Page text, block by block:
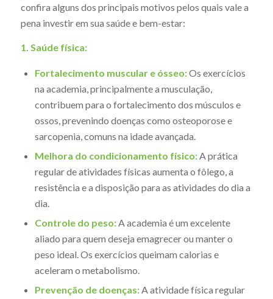
confira alguns dos principais motivos pelos quais vale a
pena investir em sua saúde e bem-estar:
1. Saúde física:
Fortalecimento muscular e ósseo:Os exercícios
na academia, principalmente a musculação,
contribuem para o fortalecimento dos músculos e
ossos, prevenindo doenças como osteoporose e
sarcopenia, comuns na idade avançada.
Melhora do condicionamento físico:A prática
regular de atividades físicas aumenta o fôlego, a
resistência e a disposição para as atividades do dia a
dia.
Controle do peso:A academia é um excelente
aliado para quem deseja emagrecer ou manter o
peso ideal. Os exercícios queimam calorias e
aceleram o metabolismo.
Prevenção de doenças:A atividade física regular